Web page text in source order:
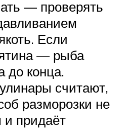
— проверять
Если
— рыба
до конца.
считают,
разморозки не
и придаёт